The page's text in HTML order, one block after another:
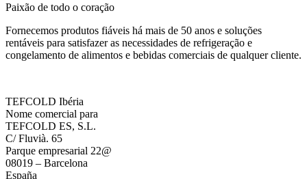
Paixão de todo o coração
Fornecemos produtos fiáveis há mais de 50 anos e soluções
rentáveis para satisfazer as necessidades de refrigeração e
congelamento de alimentos e bebidas comerciais de qualquer cliente.
TEFCOLD Ibéria
Nome comercial para
TEFCOLD ES, S.L.
C/ Fluvià. 65
Parque empresarial 22@
08019 – Barcelona
España